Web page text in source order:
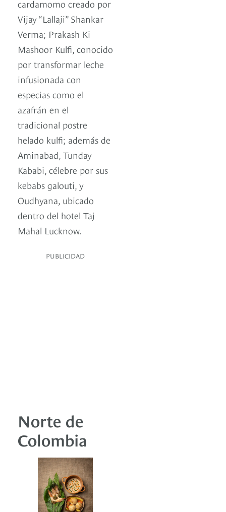
cardamomo creado por
Vijay “Lallaji” Shankar
Verma; Prakash Ki
Mashoor Kulfi, conocido
por transformar leche
infusionada con
especias como el
azafrán en el
tradicional postre
helado kulfi; además de
Aminabad, Tunday
Kababi, célebre por sus
kebabs galouti, y
Oudhyana, ubicado
dentro del hotel Taj
Mahal Lucknow.
PUBLICIDAD
Norte de
Colombia